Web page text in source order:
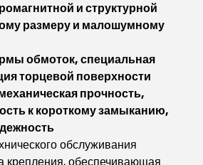
и структурной
размеру и малошумному
обмоток, специальная
торцевой поверхности
прочность,
к короткому замыканию,
обслуживания